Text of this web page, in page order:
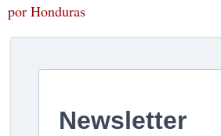
por Honduras